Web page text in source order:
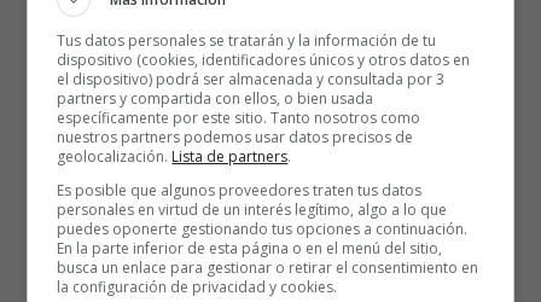
Tus datos personales se tratarán y la información de tu
dispositivo (cookies, identificadores únicos y otros datos en
el dispositivo) podrá ser almacenada y consultada por 3
partners y compartida con ellos, o bien usada
específicamente por este sitio. Tanto nosotros como
nuestros partners podemos usar datos precisos de
geolocalización. Lista de partners.
Es posible que algunos proveedores traten tus datos
personales en virtud de un interés legítimo, algo a lo que
puedes oponerte gestionando tus opciones a continuación.
En la parte inferior de esta página o en el menú del sitio,
busca un enlace para gestionar o retirar el consentimiento en
la configuración de privacidad y cookies.